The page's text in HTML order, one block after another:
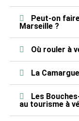
Peut-on
Marseille ?
Où rouler à
La
Les
au tourisme à